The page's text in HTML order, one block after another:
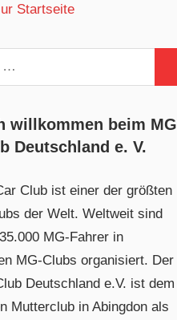
Startseite
willkommen beim MG
Deutschland e. V.
Club ist einer der größten
der Welt. Weltweit sind
MG-Fahrer in
MG-Clubs organisiert. Der
Deutschland e.V. ist dem
Mutterclub in Abingdon als